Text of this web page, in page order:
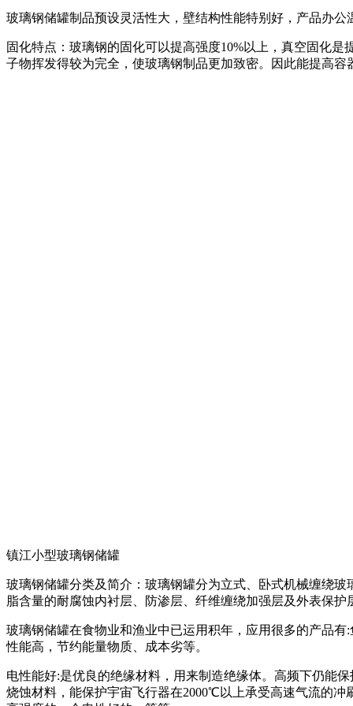
玻璃钢储罐制品预设灵活性大，壁结构性能特别好，产品办
固化特点：玻璃钢的固化可以提高强度10%以上，真空固化
子物挥发得较为完全，使玻璃钢制品更加致密。因此能提高
镇江小型玻璃钢储罐
玻璃钢储罐分类及简介：玻璃钢罐分为立式、卧式机械缠绕
脂含量的耐腐蚀内衬层、防渗层、纤维缠绕加强层及外表保护
玻璃钢储罐在食物业和渔业中已运用积年，应用很多的产品
性能高，节约能量物质、成本劣等。
电性能好:是优良的绝缘材料，用来制造绝缘体。高频下仍能
烧蚀材料，能保护宇宙飞行器在2000℃以上承受高速气流的